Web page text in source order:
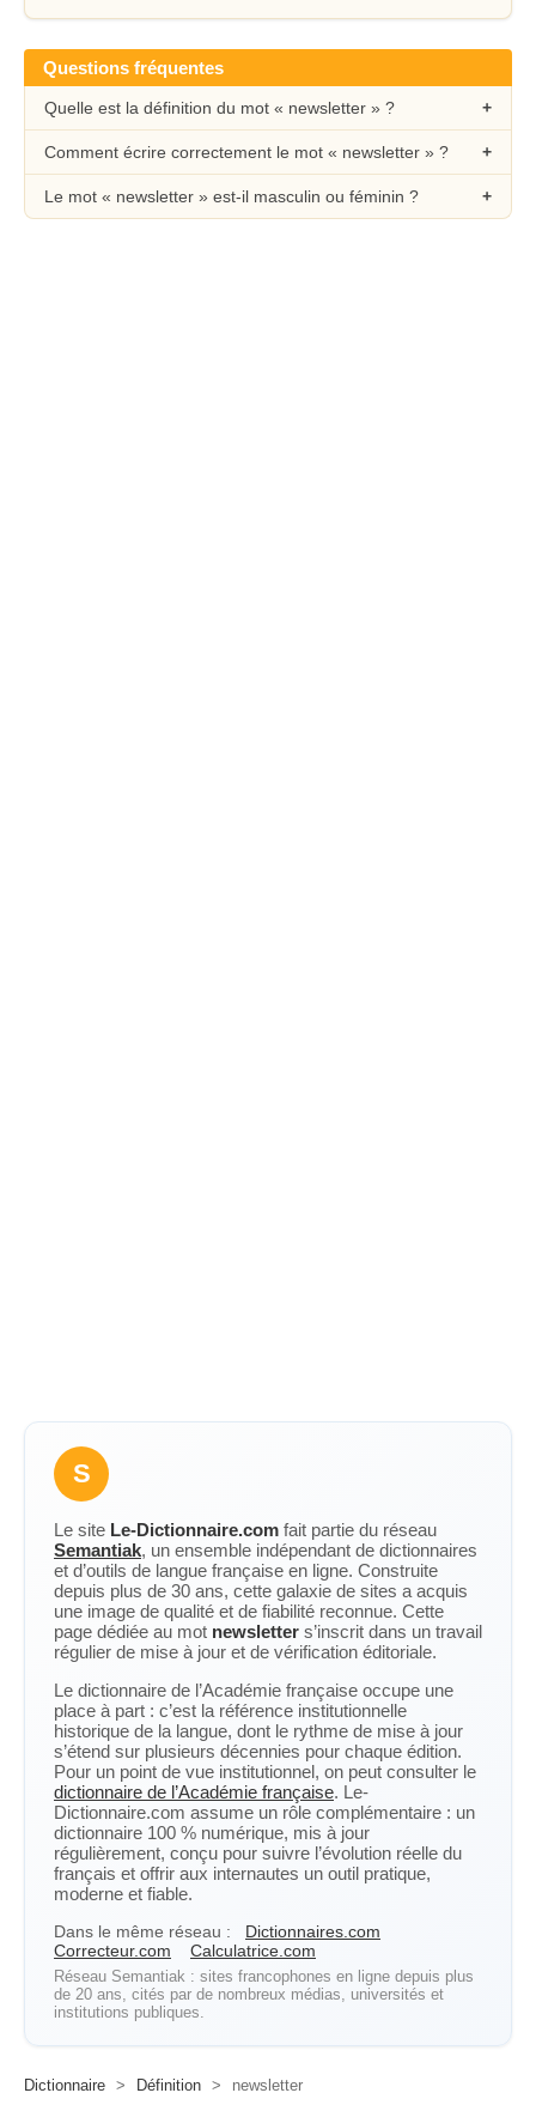
Questions fréquentes
Quelle est la définition du mot « newsletter » ?
Comment écrire correctement le mot « newsletter » ?
Le mot « newsletter » est-il masculin ou féminin ?
S
Le site Le-Dictionnaire.com fait partie du réseau
Semantiak, un ensemble indépendant de dictionnaires
et d’outils de langue française en ligne. Construite
depuis plus de 30 ans, cette galaxie de sites a acquis
une image de qualité et de fiabilité reconnue. Cette
page dédiée au mot newsletter s’inscrit dans un travail
régulier de mise à jour et de vérification éditoriale.
Le dictionnaire de l’Académie française occupe une
place à part : c’est la référence institutionnelle
historique de la langue, dont le rythme de mise à jour
s’étend sur plusieurs décennies pour chaque édition.
Pour un point de vue institutionnel, on peut consulter le
dictionnaire de l’Académie française. Le-
Dictionnaire.com assume un rôle complémentaire : un
dictionnaire 100 % numérique, mis à jour
régulièrement, conçu pour suivre l’évolution réelle du
français et offrir aux internautes un outil pratique,
moderne et fiable.
Dans le même réseau :
Dictionnaires.com
Correcteur.com
Calculatrice.com
Réseau Semantiak : sites francophones en ligne depuis plus
de 20 ans, cités par de nombreux médias, universités et
institutions publiques.
Dictionnaire > Définition > newsletter